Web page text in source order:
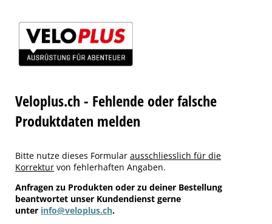
Veloplus.ch - Fehlende oder falsche
Produktdaten melden
Bitte nutze dieses Formular ausschliesslich für die
Korrektur von fehlerhaften Angaben.
Anfragen zu Produkten oder zu deiner Bestellung
beantwortet unser Kundendienst gerne
unter info@veloplus.ch.